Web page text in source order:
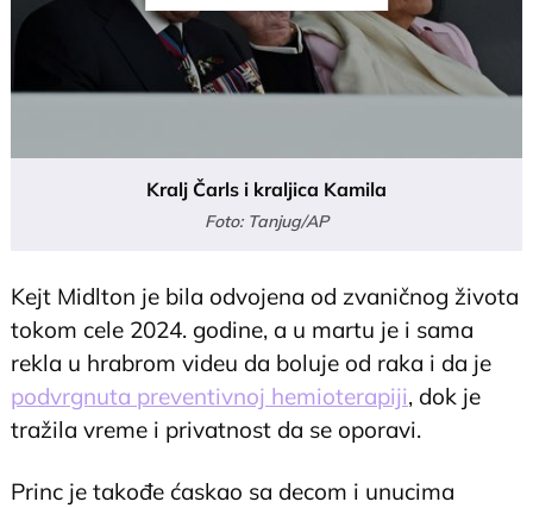
Kralj Čarls i kraljica Kamila
Foto: Tanjug/AP
Kejt Midlton je bila odvojena od zvaničnog života
tokom cele 2024. godine, a u martu je i sama
rekla u hrabrom videu da boluje od raka i da je
podvrgnuta preventivnoj hemioterapiji, dok je
tražila vreme i privatnost da se oporavi.
Princ je takođe ćaskao sa decom i unucima